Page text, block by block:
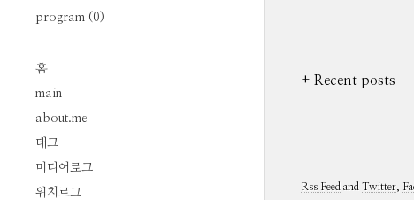
program (0)
홈
main
about.me
태그
미디어로그
위치로그
+ Recent posts
Rss Feed and Twitter,